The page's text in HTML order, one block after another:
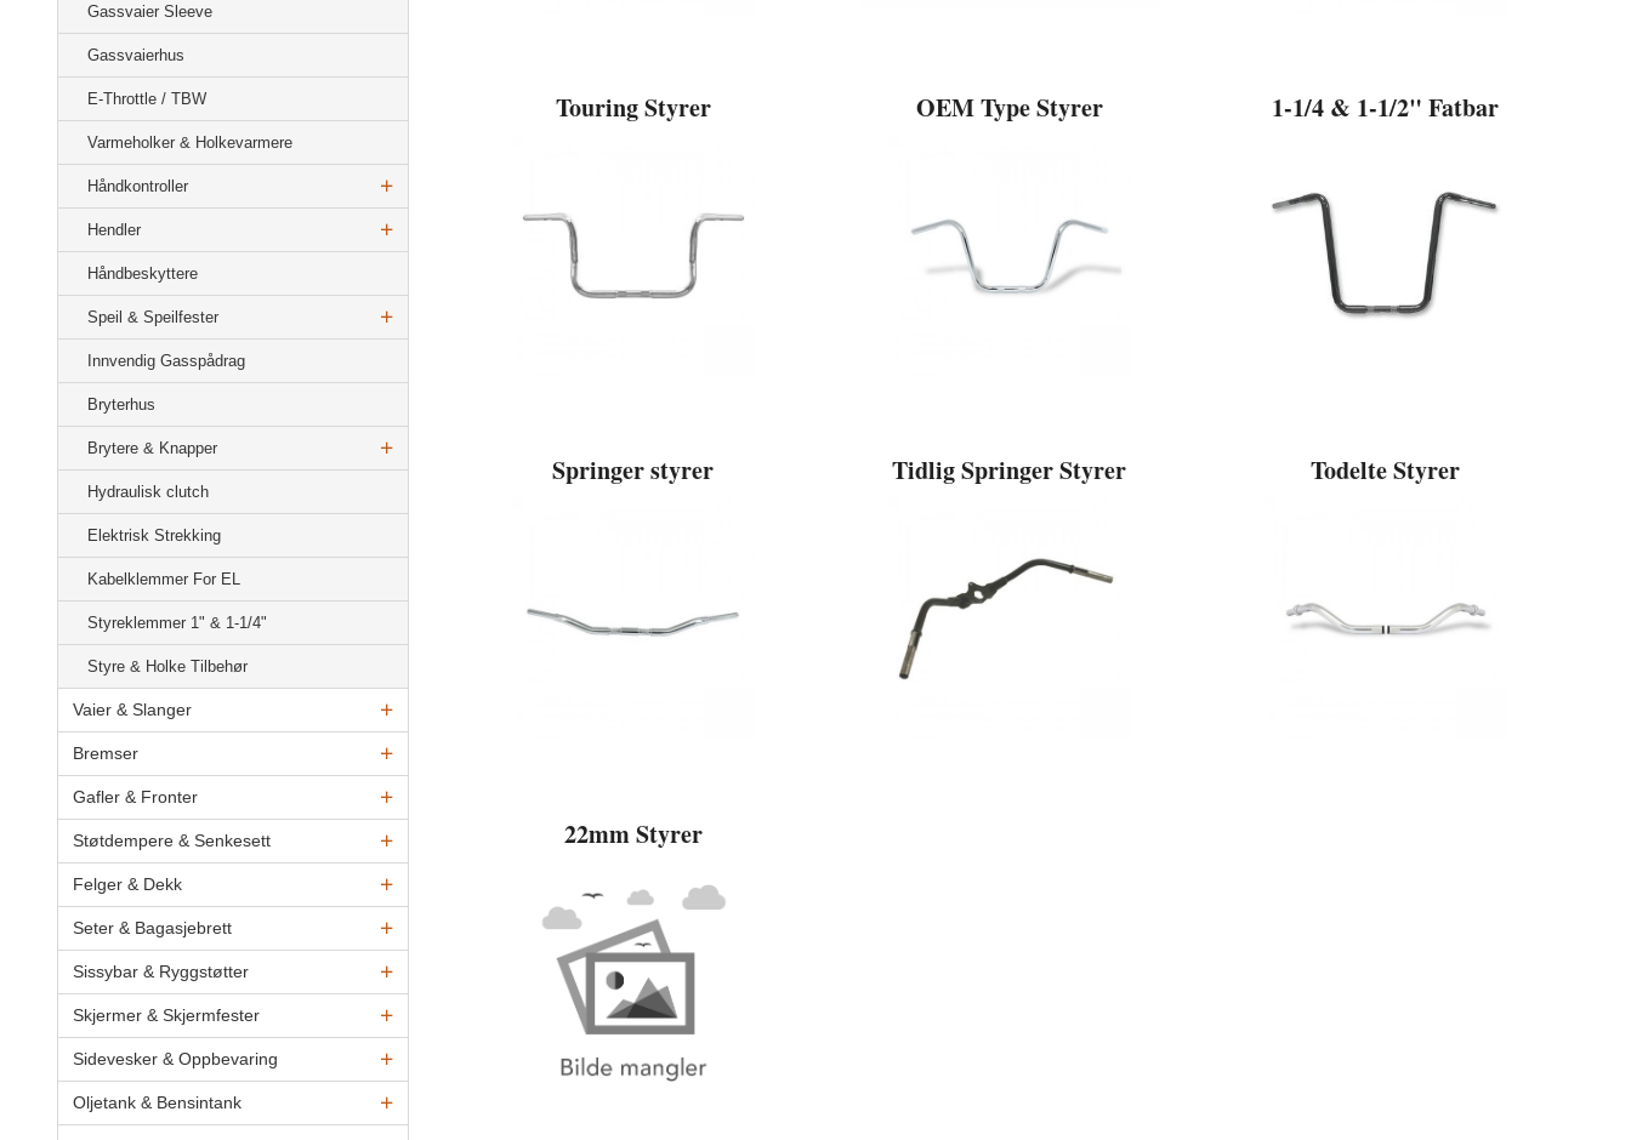
Gassvaier Sleeve
Gassvaierhus
E-Throttle / TBW
Varmeholker & Holkevarmere
Håndkontroller
Hendler
Håndbeskyttere
Speil & Speilfester
Innvendig Gasspådrag
Bryterhus
Brytere & Knapper
Hydraulisk clutch
Elektrisk Strekking
Kabelklemmer For EL
Styreklemmer 1" & 1-1/4"
Styre & Holke Tilbehør
Vaier & Slanger
Bremser
Gafler & Fronter
Støtdempere & Senkesett
Felger & Dekk
Seter & Bagasjebrett
Sissybar & Ryggstøtter
Skjermer & Skjermfester
Sidevesker & Oppbevaring
Oljetank & Bensintank
Touring Styrer OEM Type Styrer 1-1/4 & 1-1/2" Fatbar
Springer styrer Tidlig Springer Styrer Todelte Styrer
22mm Styrer